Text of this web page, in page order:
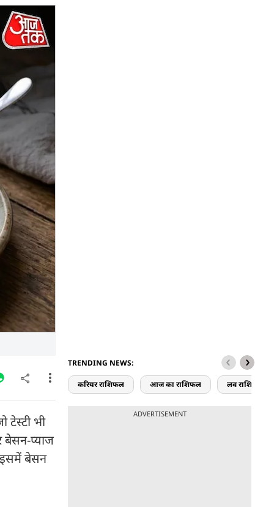
टेस्टी भी
बेसन-प्याज
इसमें बेसन
TRENDING NEWS:
करियर राशिफल आज का राशिफल लव राशिफल
ADVERTISEMENT